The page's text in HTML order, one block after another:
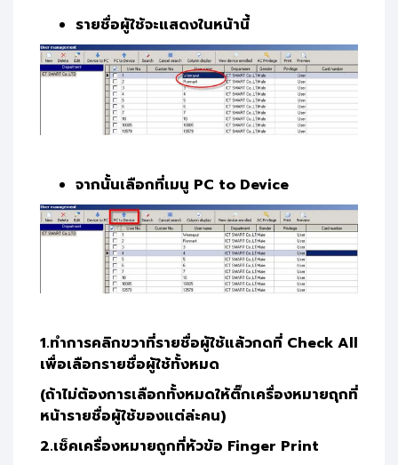
รายชื่อผู้ใช้จะแสดงในหน้านี้
จากนั้นเลือกที่เมนู PC to Device
1.ทำการคลิกขวาที่รายชื่อผู้ใช้แล้วกดที่ Check All
เพื่อเลือกรายชื่อผู้ใช้ทั้งหมด
(ถ้าไม่ต้องการเลือกทั้งหมดให้ติ๊กเครื่องหมายถุกที่
หน้ารายชื่อผู้ใช้ของแต่ล่ะคน)
2.เช็คเครื่องหมายถูกที่หัวข้อ Finger Print